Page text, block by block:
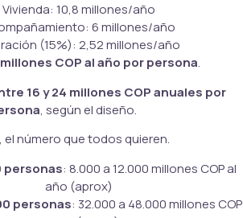
Vivienda: 10,8 millones/año
6 millones/año
(15%): 2,52 millones/año
COP al año por persona.
16 y 24 millones COP anuales por
, según el diseño.
el número que todos quieren.
personas: 8.000 a 12.000 millones COP al
año (aprox)
personas: 32.000 a 48.000 millones COP